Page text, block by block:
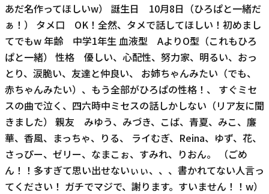
あだ名作ってほしいw） 誕生日 10月8日（ひろぱと一緒だ
ぁ！） タメ口 OK！全然、タメで話してほしい！初めまし
てでもw 年齢 中学1年生 血液型 AよりO型（これもひろ
ぱと一緒） 性格 優しい、心配性、努力家、明るい、おっ
とり、涙脆い、友達と仲良い、 お姉ちゃんみたい（でも、
赤ちゃんみたい）、もう全部がひろぱの性格！、 すぐミセ
スの曲で泣く、四六時中ミセスの話しかしない（リア友に聞
きました） 親友 みゆう、みづき、こば、青夏、みこ、廉
華、香風、まっちゃ、りる、 ライむぎ、Reina、ゆず、花、
さっぴー、ゼリー、なまこぉ、すみれ、りおん。 （ごめ
ん！！多すぎて思い出せないぃぃ、、、書かれてない人言っ
てください！ ガチでマジで、謝ります。すいません！！w）